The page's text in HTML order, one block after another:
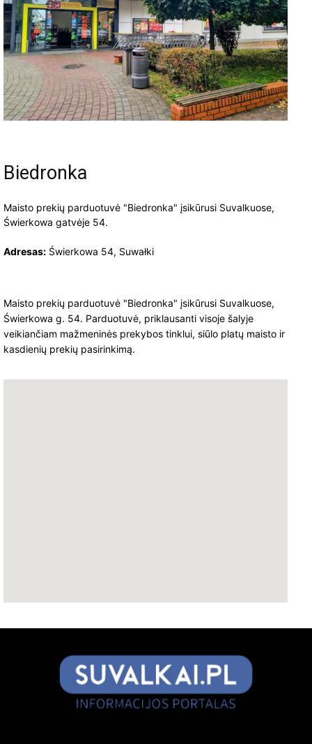
Biedronka
Maisto prekių parduotuvė "Biedronka" įsikūrusi Suvalkuose,
Świerkowa gatvėje 54.
Adresas: Świerkowa 54, Suwałki
Maisto prekių parduotuvė "Biedronka" įsikūrusi Suvalkuose,
Świerkowa g. 54. Parduotuvė, priklausanti visoje šalyje
veikiančiam mažmeninės prekybos tinklui, siūlo platų maisto ir
kasdienių prekių pasirinkimą.